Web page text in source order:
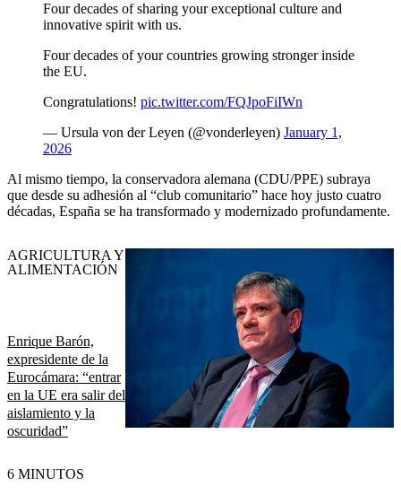
Four decades of sharing your exceptional culture and
innovative spirit with us.
Four decades of your countries growing stronger inside
the EU.
Congratulations! pic.twitter.com/FQJpoFiIWn
— Ursula von der Leyen (@vonderleyen) January 1,
2026
Al mismo tiempo, la conservadora alemana (CDU/PPE) subraya
que desde su adhesión al “club comunitario” hace hoy justo cuatro
décadas, España se ha transformado y modernizado profundamente.
Enrique Barón,
expresidente de la
Eurocámara: “entrar
en la UE era salir del
aislamiento y la
oscuridad”
AGRICULTURA Y
ALIMENTACIÓN
6 MINUTOS